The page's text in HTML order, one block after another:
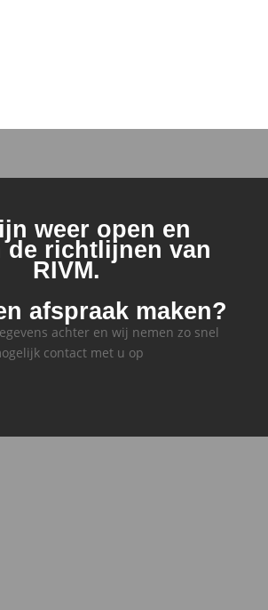
weer open en
de richtlijnen van
RIVM.
afspraak maken?
achter en wij nemen zo snel
contact met u op